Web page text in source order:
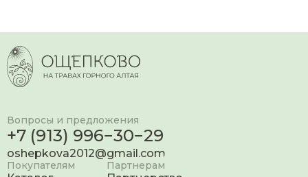
Вопросы и предложения
+7 (913) 996−30−29
oshepkova2012@gmail.com
Покупателям Партнерам